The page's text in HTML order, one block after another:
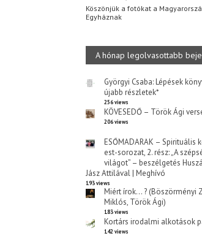
Köszönjük a fotókat a
Egyháznak
A hónap legolvasottabb
Györgyi Csaba: Lépések
újabb részletek*
256 views
KÖVESEDŐ – Török Ági
206 views
ESŐMADARAK – Spirituális
est-sorozat, 2. rész: „A
világot” – beszélgetés
Jász Attilával | Meghívó
193 views
Miért írok… ? (Böszörményi
Miklós, Török Ági)
183 views
Kortárs irodalmi alkotások
142 views